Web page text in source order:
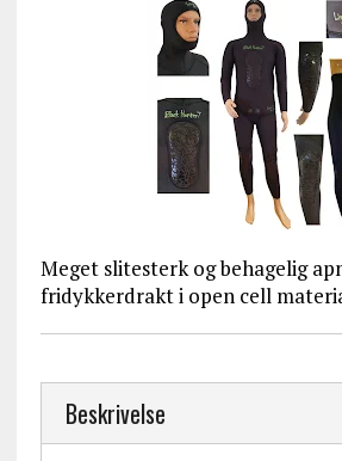
Meget slitesterk og behagelig
fridykkerdrakt i open cell
Beskrivelse